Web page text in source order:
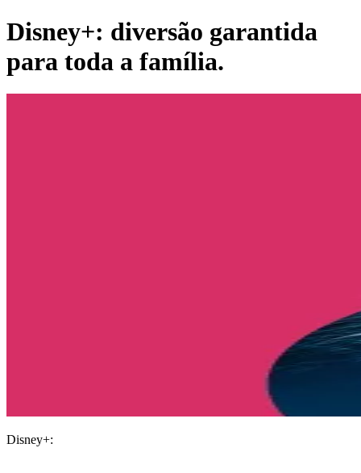
Disney+: diversão garantida
para toda a família.
Disney+: